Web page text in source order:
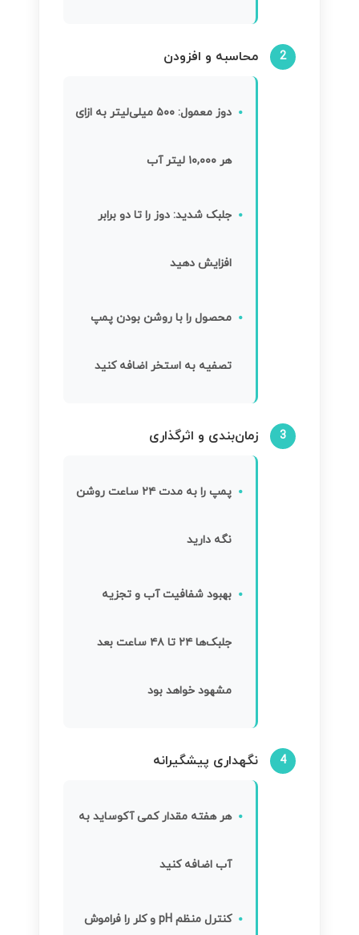
2 محاسبه و افزودن
دوز معمول: ۵۰۰ میلی‌لیتر به ازای
هر ۱۰,۰۰۰ لیتر آب
جلبک شدید: دوز را تا دو برابر
افزایش دهید
محصول را با روشن بودن پمپ
تصفیه به استخر اضافه کنید
3 زمان‌بندی و اثرگذاری
پمپ را به مدت ۲۴ ساعت روشن
نگه دارید
بهبود شفافیت آب و تجزیه
جلبک‌ها ۲۴ تا ۴۸ ساعت بعد
مشهود خواهد بود
4 نگهداری پیشگیرانه
هر هفته مقدار کمی آکوساید به
آب اضافه کنید
کنترل منظم pH و کلر را فراموش